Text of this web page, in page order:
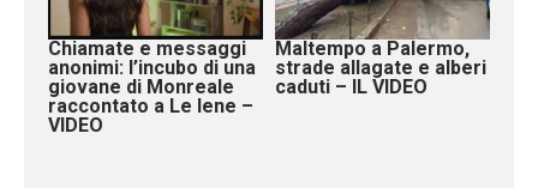
Chiamate e messaggi
anonimi: l’incubo di una
giovane di Monreale
raccontato a Le Iene –
VIDEO
Maltempo a Palermo,
strade allagate e alberi
caduti – IL VIDEO